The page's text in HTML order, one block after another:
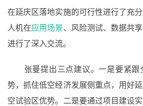
在延庆区落地实施的可行性进行了充
人机在应用场景、风险测试、数据共
进行了深入交流。
张曼提出三点建议。一是要紧跟
势，抓住低空经济发展侧重点，用好
空试验区优势。二是要通过项目建设